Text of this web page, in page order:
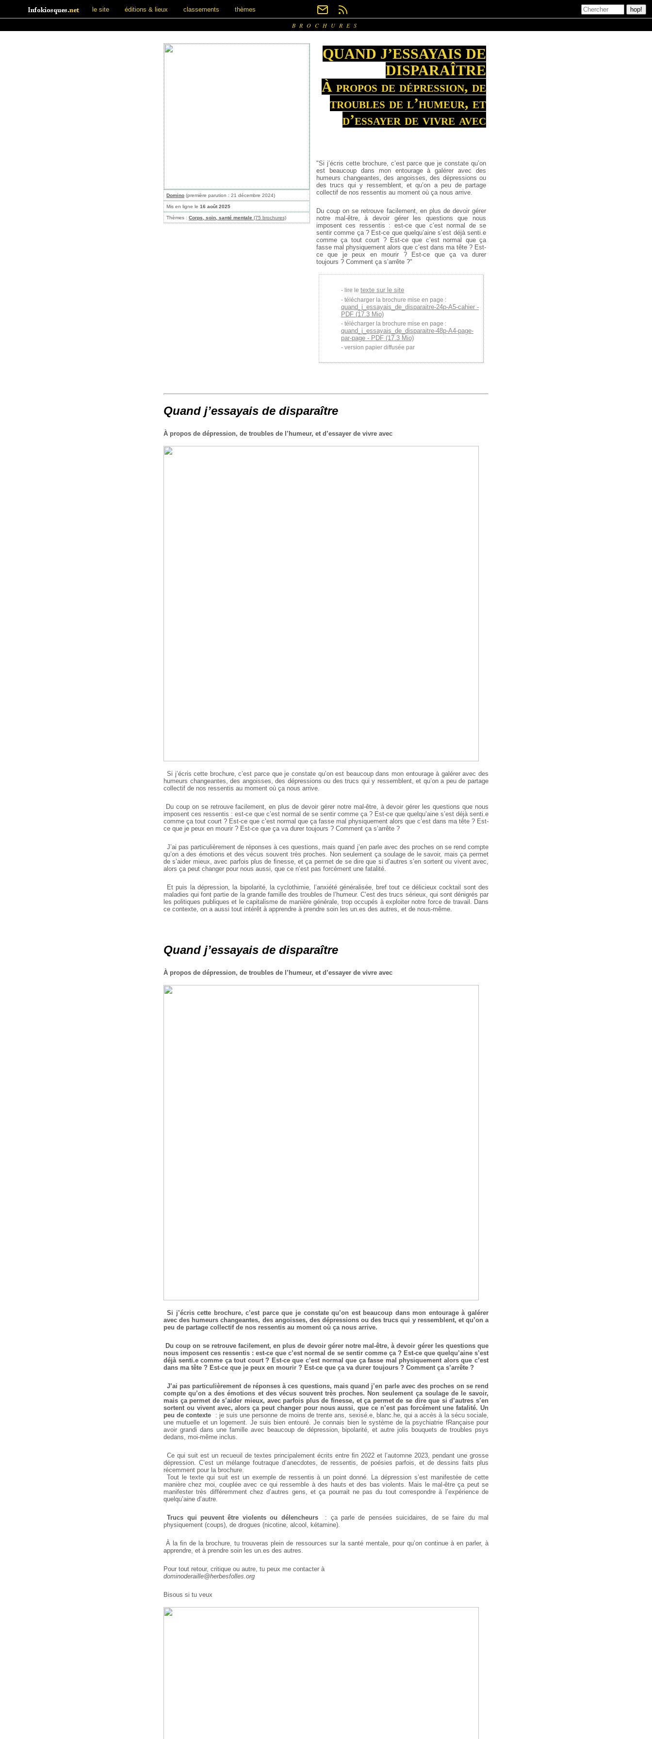
le site éditions & lieux classements thèmes
BROCHURES
Domino (première parution : 21 décembre 2024)
Mis en ligne le 16 août 2025
Thèmes : Corps, soin, santé mentale (75 brochures)
QUAND J’ESSAYAIS DE
DISPARAÎTRE
À propos de dépression, de
troubles de l’humeur, et
d’essayer de vivre avec
"Si j’écris cette brochure, c’est parce que je constate qu’on
est beaucoup dans mon entourage à galérer avec des
humeurs changeantes, des angoisses, des dépressions ou
des trucs qui y ressemblent, et qu’on a peu de partage
collectif de nos ressentis au moment où ça nous arrive.
Du coup on se retrouve facilement, en plus de devoir gérer
notre mal-être, à devoir gérer les questions que nous
imposent ces ressentis : est-ce que c’est normal de se
sentir comme ça ? Est-ce que quelqu’aine s’est déjà senti.e
comme ça tout court ? Est-ce que c’est normal que ça
fasse mal physiquement alors que c’est dans ma tête ? Est-
ce que je peux en mourir ? Est-ce que ça va durer
toujours ? Comment ça s’arrête ?"
lire le texte sur le site
télécharger la brochure mise en page :
quand_j_essayais_de_disparaitre-24p-A5-cahier -
PDF (17.3 Mio)
télécharger la brochure mise en page :
quand_j_essayais_de_disparaitre-48p-A4-page-
par-page - PDF (17.3 Mio)
version papier diffusée par
Quand j’essayais de disparaître
À propos de dépression, de troubles de l’humeur, et d’essayer de vivre avec
Si j’écris cette brochure, c’est parce que je constate qu’on est beaucoup dans mon entourage à galérer avec des
humeurs changeantes, des angoisses, des dépressions ou des trucs qui y ressemblent, et qu’on a peu de partage
collectif de nos ressentis au moment où ça nous arrive.
Du coup on se retrouve facilement, en plus de devoir gérer notre mal-être, à devoir gérer les questions que nous
imposent ces ressentis : est-ce que c’est normal de se sentir comme ça ? Est-ce que quelqu’aine s’est déjà senti.e
comme ça tout court ? Est-ce que c’est normal que ça fasse mal physiquement alors que c’est dans ma tête ? Est-
ce que je peux en mourir ? Est-ce que ça va durer toujours ? Comment ça s’arrête ?
J’ai pas particulièrement de réponses à ces questions, mais quand j’en parle avec des proches on se rend compte
qu’on a des émotions et des vécus souvent très proches. Non seulement ça soulage de le savoir, mais ça permet
de s’aider mieux, avec parfois plus de ﬁnesse, et ça permet de se dire que si d’autres s’en sortent ou vivent avec,
alors ça peut changer pour nous aussi, que ce n’est pas forcément une fatalité.
Et puis la dépression, la bipolarité, la cyclothimie, l’anxiété généralisée, bref tout ce délicieux cocktail sont des
maladies qui font partie de la grande famille des troubles de l’humeur. C’est des trucs sérieux, qui sont dénigrés par
les politiques publiques et le capitalisme de manière générale, trop occupés à exploiter notre force de travail. Dans
ce contexte, on a aussi tout intérêt à apprendre à prendre soin les un.es des autres, et de nous-même.
Quand j’essayais de disparaître
À propos de dépression, de troubles de l’humeur, et d’essayer de vivre avec
Si j’écris cette brochure, c’est parce que je constate qu’on est beaucoup dans mon entourage à galérer
avec des humeurs changeantes, des angoisses, des dépressions ou des trucs qui y ressemblent, et qu’on a
peu de partage collectif de nos ressentis au moment où ça nous arrive.
Du coup on se retrouve facilement, en plus de devoir gérer notre mal-être, à devoir gérer les questions que
nous imposent ces ressentis : est-ce que c’est normal de se sentir comme ça ? Est-ce que quelqu’aine s’est
déjà senti.e comme ça tout court ? Est-ce que c’est normal que ça fasse mal physiquement alors que c’est
dans ma tête ? Est-ce que je peux en mourir ? Est-ce que ça va durer toujours ? Comment ça s’arrête ?
J’ai pas particulièrement de réponses à ces questions, mais quand j’en parle avec des proches on se rend
compte qu’on a des émotions et des vécus souvent très proches. Non seulement ça soulage de le savoir,
mais ça permet de s’aider mieux, avec parfois plus de ﬁnesse, et ça permet de se dire que si d’autres s’en
sortent ou vivent avec, alors ça peut changer pour nous aussi, que ce n’est pas forcément une fatalité. Un
peu de contexte
: je suis une personne de moins de trente ans, sexisé.e, blanc.he, qui a accès à la sécu sociale,
une mutuelle et un logement. Je suis bien entouré. Je connais bien le système de la psychiatrie fRançaise pour
avoir grandi dans une famille avec beaucoup de dépression, bipolarité, et autre jolis bouquets de troubles psys
dedans, moi-même inclus.
Ce qui suit est un recueuil de textes principalement écrits entre ﬁn 2022 et l’automne 2023, pendant une grosse
dépression. C’est un mélange foutraque d’anecdotes, de ressentis, de poésies parfois, et de dessins faits plus
récemment pour la brochure.
Tout le texte qui suit est un exemple de ressentis à un point donné. La dépression s’est manifestée de cette
manière chez moi, couplée avec ce qui ressemble à des hauts et des bas violents. Mais le mal-être ça peut se
manifester très différemment chez d’autres gens, et ça pourrait ne pas du tout correspondre à l’expérience de
quelqu’aine d’autre.
Trucs qui peuvent être violents ou délencheurs
: ça parle de pensées suicidaires, de se faire du mal
physiquement (coups), de drogues (nicotine, alcool, kétamine).
À la ﬁn de la brochure, tu trouveras plein de ressources sur la santé mentale, pour qu’on continue à en parler, à
apprendre, et à prendre soin les un.es des autres.
Pour tout retour, critique ou autre, tu peux me contacter à
dominoderaille@herbesfolles.org
Bisous si tu veux